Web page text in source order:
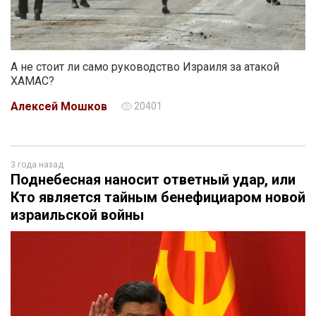
А не стоит ли само руководство Израиля за атакой
ХАМАС?
Алексей Мошков
20401
3 года назад
Поднебесная наносит ответный удар, или
Кто является тайным бенефициаром новой
израильской войны